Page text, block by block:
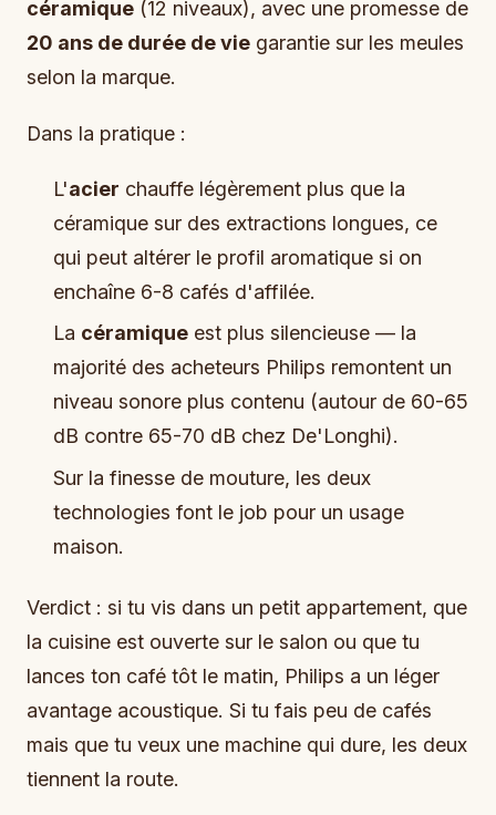
céramique (12 niveaux), avec une promesse de
20 ans de durée de vie garantie sur les meules
selon la marque.
Dans la pratique :
L'acier chauffe légèrement plus que la
céramique sur des extractions longues, ce
qui peut altérer le profil aromatique si on
enchaîne 6-8 cafés d'affilée.
La céramique est plus silencieuse — la
majorité des acheteurs Philips remontent un
niveau sonore plus contenu (autour de 60-65
dB contre 65-70 dB chez De'Longhi).
Sur la finesse de mouture, les deux
technologies font le job pour un usage
maison.
Verdict : si tu vis dans un petit appartement, que
la cuisine est ouverte sur le salon ou que tu
lances ton café tôt le matin, Philips a un léger
avantage acoustique. Si tu fais peu de cafés
mais que tu veux une machine qui dure, les deux
tiennent la route.